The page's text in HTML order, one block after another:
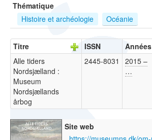
?
Thématique
Histoire et archéologie
Océanie
Titre ISSN Années
Alle tiders
Nordsjælland :
Museum
Nordsjællands
årbog
2445-8031
2015 –
…
Site web